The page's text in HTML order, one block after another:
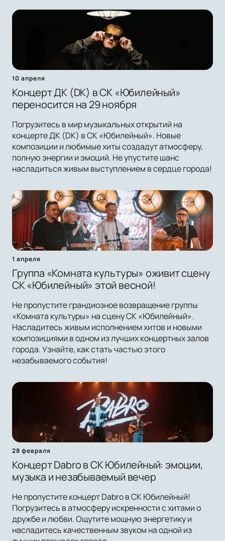
10 апреля
Концерт ДК (DK) в СК «Юбилейный»
переносится на 29 ноября
Погрузитесь в мир музыкальных открытий на
концерте ДК (DK) в СК «Юбилейный». Новые
композиции и любимые хиты создадут атмосферу,
полную энергии и эмоций. Не упустите шанс
насладиться живым выступлением в сердце города!
1 апреля
Группа «Комната культуры» оживит сцену
СК «Юбилейный» этой весной!
Не пропустите грандиозное возвращение группы
«Комната культуры» на сцену СК «Юбилейный».
Насладитесь живым исполнением хитов и новыми
композициями в одном из лучших концертных залов
города. Узнайте, как стать частью этого
незабываемого события!
28 февраля
Концерт Dabro в СК Юбилейный: эмоции,
музыка и незабываемый вечер
Не пропустите концерт Dabro в СК Юбилейный!
Погрузитесь в атмосферу искренности с хитами о
дружбе и любви. Ощутите мощную энергетику и
насладитесь качественным звуком на одной из